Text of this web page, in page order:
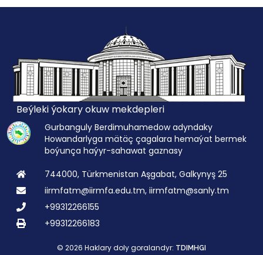
Beýleki ýokary okuw mekdepleri
Gurbanguly Berdimuhamedow adyndaky
Howandarlyga mätäç çagalara hemaýat bermek
boýunça haýyr-sahawat gaznasy
744000, Türkmenistan Aşgabat, Galkynyş 25
iirmfatm@iirmfa.edu.tm, iirmfatm@sanly.tm
+99312266155
+99312266183
© 2026 Haklary doly goralandyr: TDIMHGI